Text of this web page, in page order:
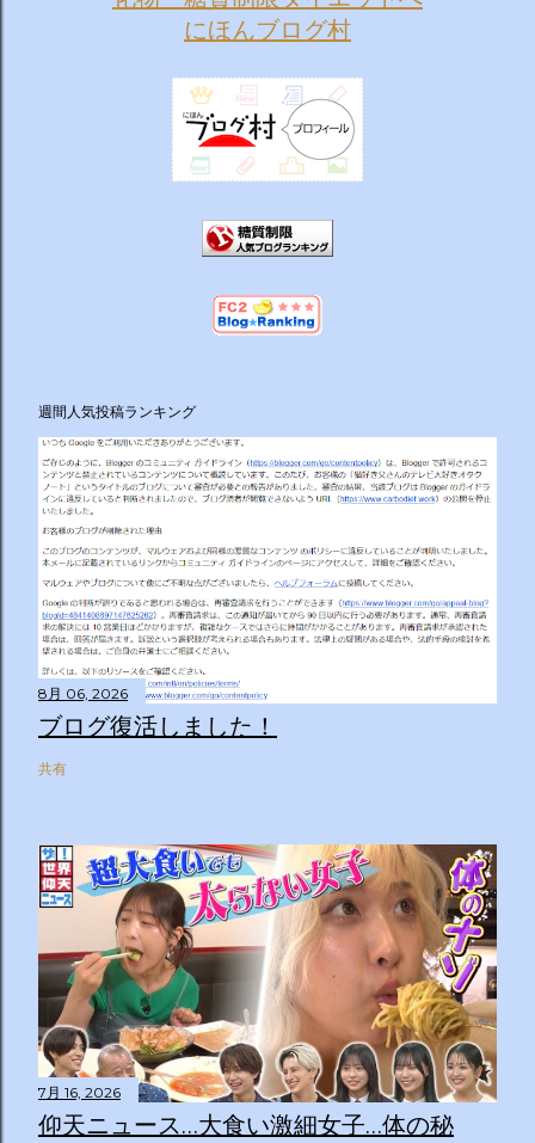
にほんブログ村
週間人気投稿ランキング
8月 06, 2026
ブログ復活しました！
共有
7月 16, 2026
仰天ニュース…大食い激細女子…体の秘